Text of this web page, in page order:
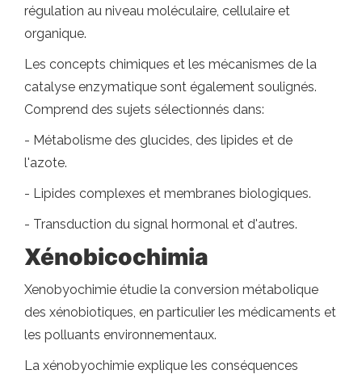
régulation au niveau moléculaire, cellulaire et
organique.
Les concepts chimiques et les mécanismes de la
catalyse enzymatique sont également soulignés.
Comprend des sujets sélectionnés dans:
- Métabolisme des glucides, des lipides et de
l'azote.
- Lipides complexes et membranes biologiques.
- Transduction du signal hormonal et d'autres.
Xénobicochimia
Xenobyochimie étudie la conversion métabolique
des xénobiotiques, en particulier les médicaments et
les polluants environnementaux.
La xénobyochimie explique les conséquences